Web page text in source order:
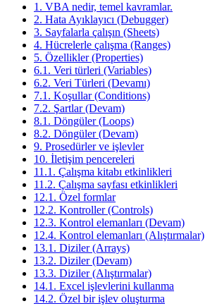
1. VBA nedir, temel kavramlar.
2. Hata Ayıklayıcı (Debugger)
3. Sayfalarla çalışın (Sheets)
4. Hücrelerle çalışma (Ranges)
5. Özellikler (Properties)
6.1. Veri türleri (Variables)
6.2. Veri Türleri (Devamı)
7.1. Koşullar (Conditions)
7.2. Şartlar (Devam)
8.1. Döngüler (Loops)
8.2. Döngüler (Devam)
9. Prosedürler ve işlevler
10. İletişim pencereleri
11.1. Çalışma kitabı etkinlikleri
11.2. Çalışma sayfası etkinlikleri
12.1. Özel formlar
12.2. Kontroller (Controls)
12.3. Kontrol elemanları (Devam)
12.4. Kontrol elemanları (Alıştırmalar)
13.1. Diziler (Arrays)
13.2. Diziler (Devam)
13.3. Diziler (Alıştırmalar)
14.1. Excel işlevlerini kullanma
14.2. Özel bir işlev oluşturma